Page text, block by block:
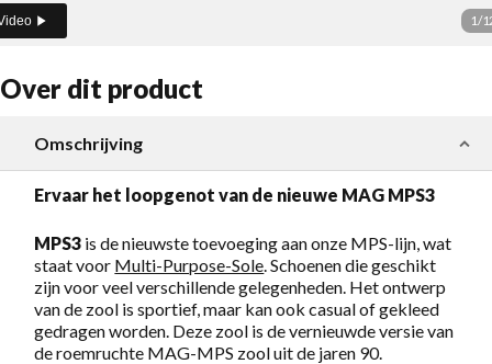
1/
Over dit product
Omschrijving
Ervaar het loopgenot van de nieuwe MAG MPS3
MPS3 is de nieuwste toevoeging aan onze MPS-lijn, wat
staat voor Multi-Purpose-Sole . Schoenen die geschikt
zijn voor veel verschillende gelegenheden. Het ontwerp
van de zool is sportief, maar kan ook casual of gekleed
gedragen worden. Deze zool is de vernieuwde versie van
de roemruchte MAG-MPS zool uit de jaren 90.